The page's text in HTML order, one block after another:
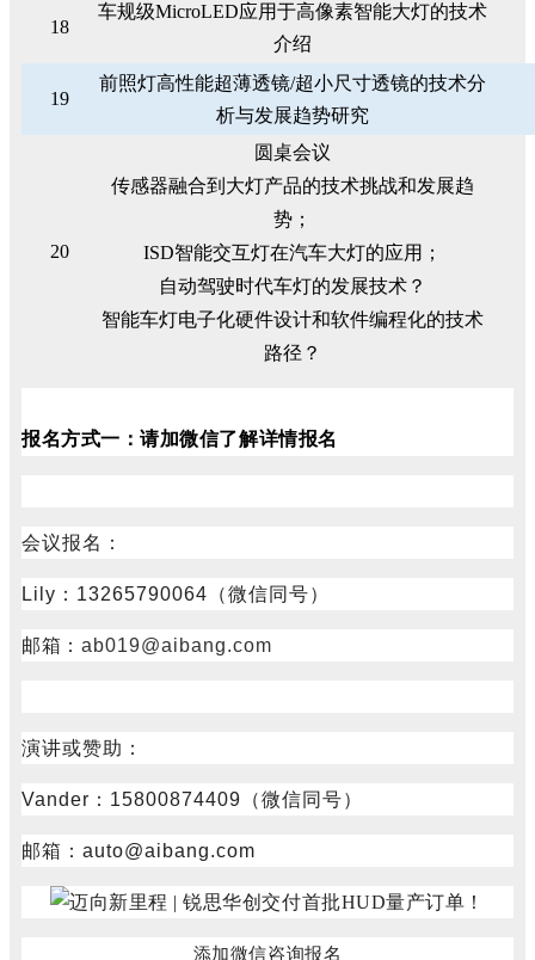
18
车规级MicroLED应用于高像素智能大灯的技术
介绍
19
前照灯高性能超薄透镜/超小尺寸透镜的技术分
析与发展趋势研究
20
圆桌会议
传感器融合到大灯产品的技术挑战和发展趋
势；
ISD智能交互灯在汽车大灯的应用；
自动驾驶时代车灯的发展技术？
智能车灯电子化硬件设计和软件编程化的技术
路径？
报名方式一：请加微信了解详情报名
会议报名：
Lily：13265790064（微信同号）
邮箱： ab019@aibang.com
演讲或赞助：
Vander：15800874409（微信同号）
邮箱：auto@aibang.com
添加微信咨询报名